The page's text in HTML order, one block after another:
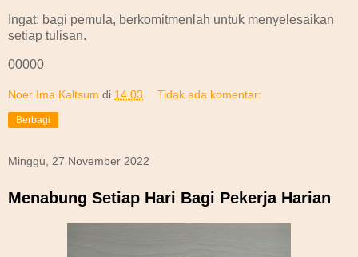
Ingat: bagi pemula, berkomitmenlah untuk menyelesaikan
setiap tulisan.
00000
Noer Ima Kaltsum di 14.03 Tidak ada komentar:
Berbagi
Minggu, 27 November 2022
Menabung Setiap Hari Bagi Pekerja Harian